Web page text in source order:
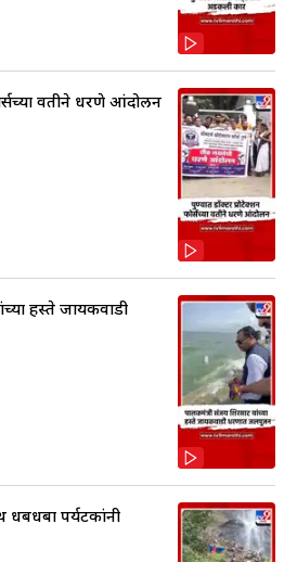
वतीने धरणे आंदोलन
हस्ते जायकवाडी
धबधबा पर्यटकांनी